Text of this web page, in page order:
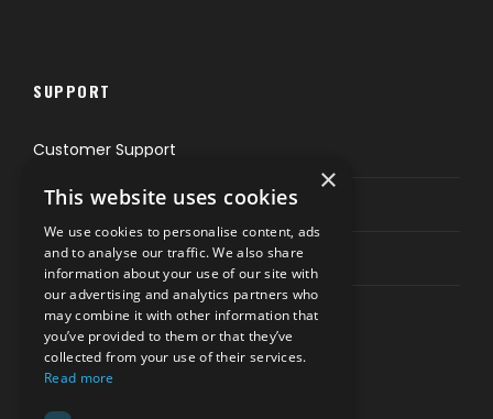
SUPPORT
Customer Support
Privacy & Policy
Contact Channels
PAY SAFELY WITH US
×
This website uses cookies
We use cookies to personalise content, ads
and to analyse our traffic. We also share
information about your use of our site with
our advertising and analytics partners who
may combine it with other information that
you’ve provided to them or that they’ve
collected from your use of their services.
Read more